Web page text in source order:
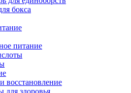
бокса
питание
восстановление
для здоровья